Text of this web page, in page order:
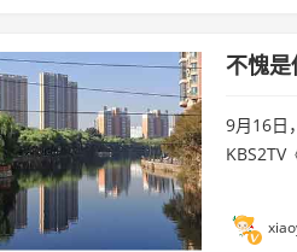
不愧
9月16日
KBS2TV